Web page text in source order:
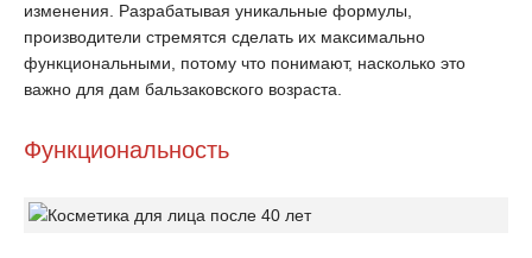
изменения. Разрабатывая уникальные формулы,
производители стремятся сделать их максимально
функциональными, потому что понимают, насколько это
важно для дам бальзаковского возраста.
Функциональность